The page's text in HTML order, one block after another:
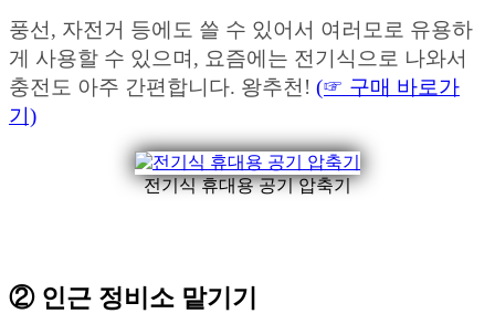
풍선, 자전거 등에도 쓸 수 있어서 여러모로 유용하
게 사용할 수 있으며, 요즘에는 전기식으로 나와서
충전도 아주 간편합니다. 왕추천! (☞ 구매 바로가
기)
전기식 휴대용 공기 압축기
② 인근 정비소 맡기기